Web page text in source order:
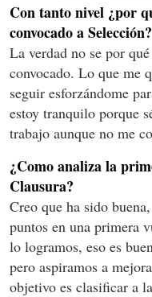
Con tanto nivel ¿por
convocado a Selección?
La verdad no se por
convocado. Lo que me
seguir esforzándome
estoy tranquilo porque
trabajo aunque no me
¿Como analiza la
Clausura?
Creo que ha sido
puntos en una primera
lo logramos, eso es
pero aspiramos a
objetivo es clasificar a